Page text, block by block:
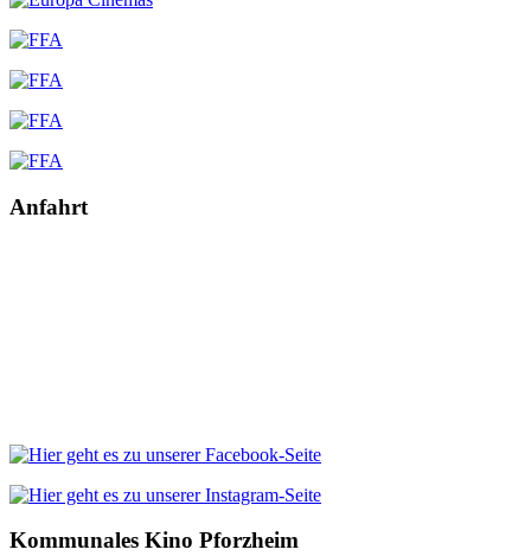
Anfahrt
Kommunales Kino Pforzheim